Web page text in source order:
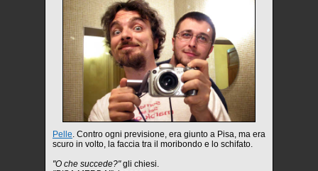
Pelle . Contro ogni previsione, era giunto a Pisa, ma era
scuro in volto, la faccia tra il moribondo e lo schifato.
"O che succede?"gli chiesi.